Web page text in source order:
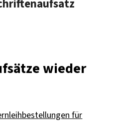
wieder
für